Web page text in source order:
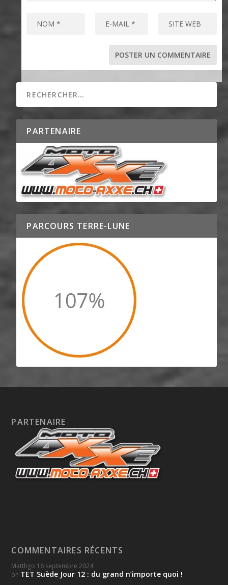
PARTENAIRE
PARCOURS TERRE-LUNE
PARTENAIRE
COMMENTAIRES RÉCENTS
Matthgo 16 septembre 2024
on TET Suède Jour 12 : du grand n’importe quoi !